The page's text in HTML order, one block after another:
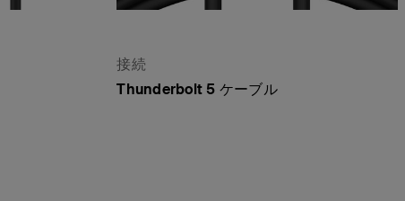
接続
Thunderbolt 5 ケーブル